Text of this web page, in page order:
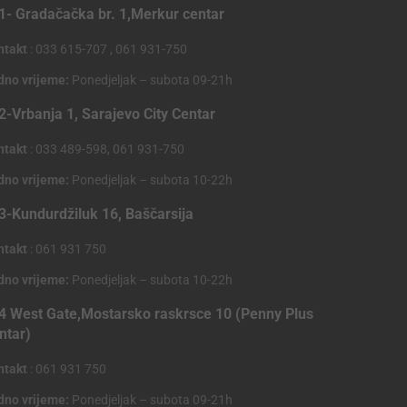
Gradačačka br. 1,Merkur centar
: 033 615-707 , 061 931-750
vrijeme: Ponedjeljak – subota 09-21h
Vrbanja 1, Sarajevo City Centar
: 033 489-598, 061 931-750
vrijeme: Ponedjeljak – subota 10-22h
Kundurdžiluk 16, Baščarsija
: 061 931 750
vrijeme: Ponedjeljak – subota 10-22h
West Gate,Mostarsko raskrsce 10 (Penny Plus
: 061 931 750
vrijeme: Ponedjeljak – subota 09-21h